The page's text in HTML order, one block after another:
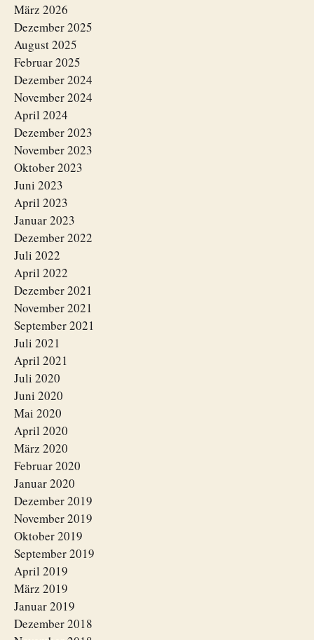
März 2026
Dezember 2025
August 2025
Februar 2025
Dezember 2024
November 2024
April 2024
Dezember 2023
November 2023
Oktober 2023
Juni 2023
April 2023
Januar 2023
Dezember 2022
Juli 2022
April 2022
Dezember 2021
November 2021
September 2021
Juli 2021
April 2021
Juli 2020
Juni 2020
Mai 2020
April 2020
März 2020
Februar 2020
Januar 2020
Dezember 2019
November 2019
Oktober 2019
September 2019
April 2019
März 2019
Januar 2019
Dezember 2018